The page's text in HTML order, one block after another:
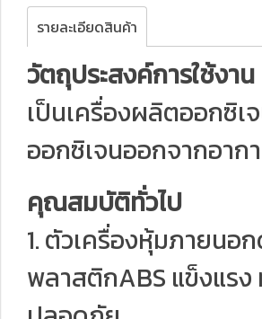
รายละเอียดสินค้า
วัตถุประสงค์การใช้งาน
เป็นเครื่องผลิตออกซิเ
ออกซิเจนออกจากอาก
คุณสมบัติทั่วไป
1. ตัวเครื่องหุ้มภายนอ
พลาสติกABS แข็งแรง